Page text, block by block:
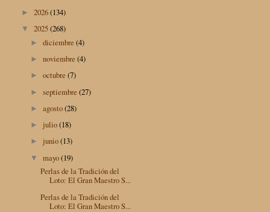
► 2026(134)
▼ 2025(268)
►diciembre(4)
►noviembre(4)
►octubre(7)
►septiembre(27)
►agosto(28)
► julio(18)
► junio(13)
▼mayo(19)
Perlas de la Tradición del
Loto: El Gran Maestro S...
Perlas de la Tradición del
Loto: El Gran Maestro S...